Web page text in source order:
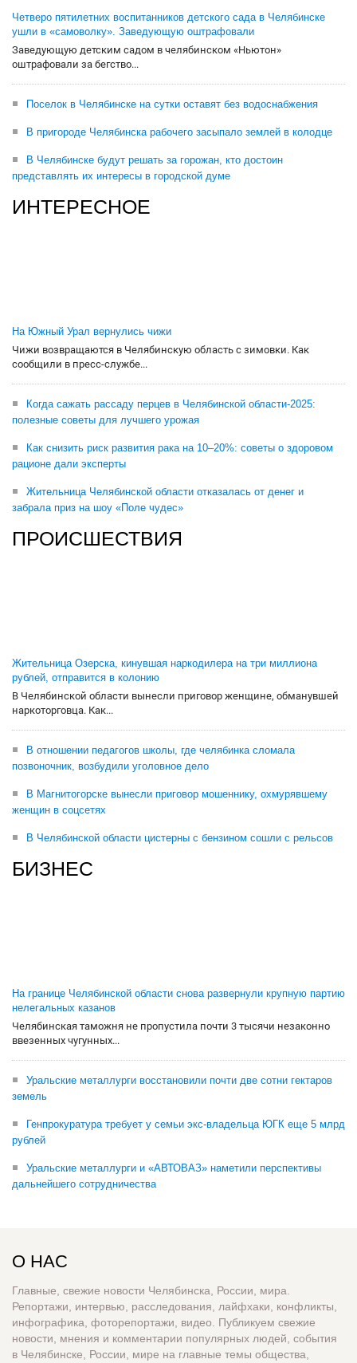
Четверо пятилетних воспитанников детского сада в Челябинске
ушли в «самоволку». Заведующую оштрафовали
Заведующую детским садом в челябинском «Ньютон»
оштрафовали за бегство...
Поселок в Челябинске на сутки оставят без водоснабжения
В пригороде Челябинска рабочего засыпало землей в колодце
В Челябинске будут решать за горожан, кто достоин
представлять их интересы в городской думе
ИНТЕРЕСНОЕ
На Южный Урал вернулись чижи
Чижи возвращаются в Челябинскую область с зимовки. Как
сообщили в пресс-службе...
Когда сажать рассаду перцев в Челябинской области-2025:
полезные советы для лучшего урожая
Как снизить риск развития рака на 10–20%: советы о здоровом
рационе дали эксперты
Жительница Челябинской области отказалась от денег и
забрала приз на шоу «Поле чудес»
ПРОИСШЕСТВИЯ
Жительница Озерска, кинувшая наркодилера на три миллиона
рублей, отправится в колонию
В Челябинской области вынесли приговор женщине, обманувшей
наркоторговца. Как...
В отношении педагогов школы, где челябинка сломала
позвоночник, возбудили уголовное дело
В Магнитогорске вынесли приговор мошеннику, охмурявшему
женщин в соцсетях
В Челябинской области цистерны с бензином сошли с рельсов
БИЗНЕС
На границе Челябинской области снова развернули крупную партию
нелегальных казанов
Челябинская таможня не пропустила почти 3 тысячи незаконно
ввезенных чугунных...
Уральские металлурги восстановили почти две сотни гектаров
земель
Генпрокуратура требует у семьи экс-владельца ЮГК еще 5 млрд
рублей
Уральские металлурги и «АВТОВАЗ» наметили перспективы
дальнейшего сотрудничества
О НАС
Главные, свежие новости Челябинска, России, мира.
Репортажи, интервью, расследования, лайфхаки, конфликты,
инфографика, фоторепортажи, видео. Публикуем свежие
новости, мнения и комментарии популярных людей, события
в Челябинске, России, мире на главные темы общества,